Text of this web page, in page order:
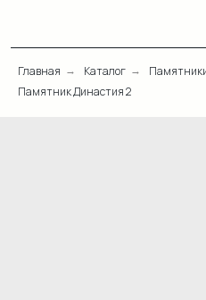
Главная → Каталог →
Памятник Династия 2